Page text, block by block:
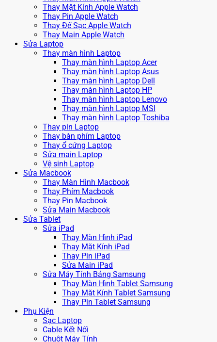
Thay Mặt Kính Apple Watch
Thay Pin Apple Watch
Thay Đế Sạc Apple Watch
Thay Main Apple Watch
Sửa Laptop
Thay màn hình Laptop
Thay màn hình Laptop Acer
Thay màn hình Laptop Asus
Thay màn hình Laptop Dell
Thay màn hình Laptop HP
Thay màn hình Laptop Lenovo
Thay màn hình Laptop MSI
Thay màn hình Laptop Toshiba
Thay pin Laptop
Thay bàn phím Laptop
Thay ổ cứng Laptop
Sửa main Laptop
Vệ sinh Laptop
Sửa Macbook
Thay Màn Hình Macbook
Thay Phím Macbook
Thay Pin Macbook
Sửa Main Macbook
Sửa Tablet
Sửa iPad
Thay Màn Hình iPad
Thay Mặt Kính iPad
Thay Pin iPad
Sửa Main iPad
Sửa Máy Tính Bảng Samsung
Thay Màn Hình Tablet Samsung
Thay Mặt Kính Tablet Samsung
Thay Pin Tablet Samsung
Phụ Kiện
Sạc Laptop
Cable Kết Nối
Chuột Máy Tính